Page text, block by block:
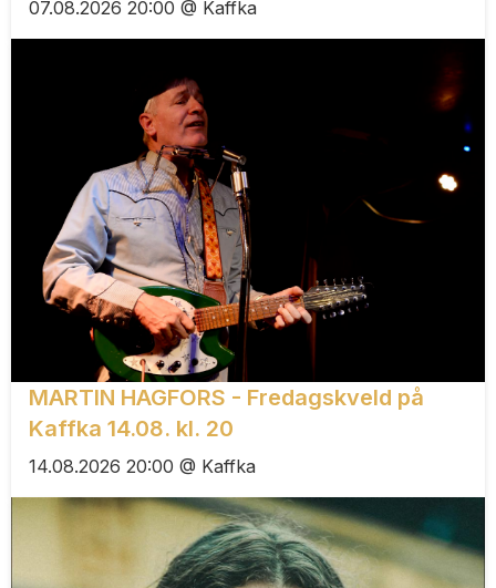
07.08.2026 20:00 @ Kaffka
MARTIN HAGFORS - Fredagskveld på
Kaffka 14.08. kl. 20
14.08.2026 20:00 @ Kaffka